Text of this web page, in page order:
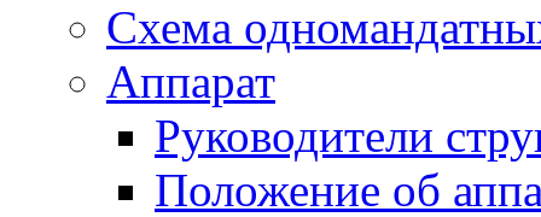
Схема
Аппарат
Руководители
Положение об